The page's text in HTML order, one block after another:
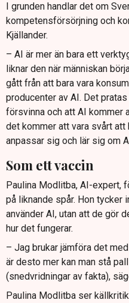
I grunden handlar det om
kompetensförsörjning och
Kjällander.
– AI är mer än bara ett
liknar den när människan
gått från att bara vara
producenter av AI. Det
försvinna och att AI kommer
det kommer att vara svårt
anpassar sig och lär sig om
Som ett vaccin
Paulina Modlitba, AI-expert,
på liknande spår. Hon tycker
använder AI, utan att de gör
hur det fungerar.
– Jag brukar jämföra det
är desto mer kan man stå
(snedvridningar av fakta),
Paulina Modlitba ser